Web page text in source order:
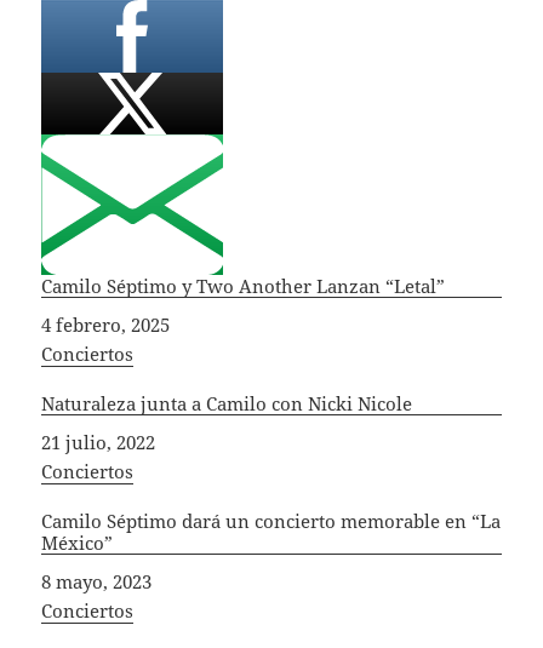
Camilo Séptimo y Two Another Lanzan “Letal”
Fecha
4 febrero, 2025
In relation to
Conciertos
Naturaleza junta a Camilo con Nicki Nicole
Fecha
21 julio, 2022
In relation to
Conciertos
Camilo Séptimo dará un concierto memorable en “La
México”
Fecha
8 mayo, 2023
In relation to
Conciertos